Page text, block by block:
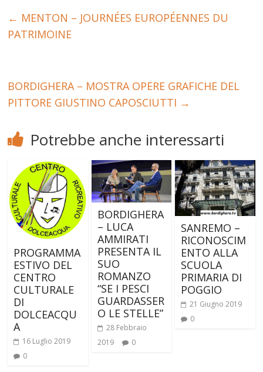
← MENTON – JOURNÉES EUROPÉENNES DU
PATRIMOINE
BORDIGHERA – MOSTRA OPERE GRAFICHE DEL
PITTORE GIUSTINO CAPOSCIUTTI →
Potrebbe anche interessarti
PROGRAMMA
ESTIVO DEL
CENTRO
CULTURALE
DI
DOLCEACQU
A
16 Luglio 2019
0
BORDIGHERA
– LUCA
AMMIRATI
PRESENTA IL
SUO
ROMANZO
“SE I PESCI
GUARDASSER
O LE STELLE”
28 Febbraio
2019
0
SANREMO –
RICONOSCIM
ENTO ALLA
SCUOLA
PRIMARIA DI
POGGIO
21 Giugno 2019
0